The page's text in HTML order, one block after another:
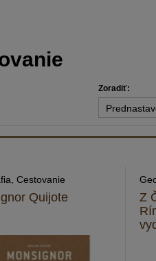
Zoradiť:
Cestovanie
Quijote
Z